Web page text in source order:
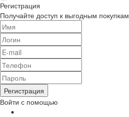
Регистрация
Получайте доступ к выгодным покупкам
Регистрация
Войти с помощью